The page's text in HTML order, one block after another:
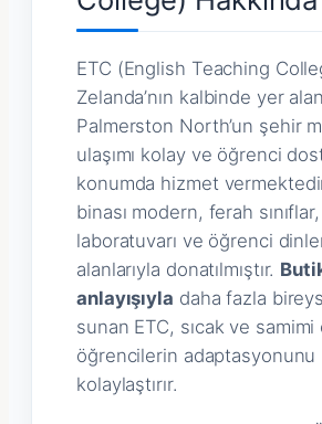
ETC (English Teaching
Zelanda’nın kalbinde yer alan
Palmerston North’un şehir
ulaşımı kolay ve öğrenci
konumda hizmet
binası modern, ferah
laboratuvarı ve öğrenci
alanlarıyla donatılmıştır.
anlayışıyla daha fazla
sunan ETC, sıcak ve samimi
öğrencilerin adaptasyonunu
kolaylaştırır.